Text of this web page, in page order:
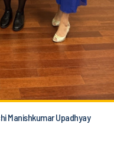
Manishkumar Upadhyay